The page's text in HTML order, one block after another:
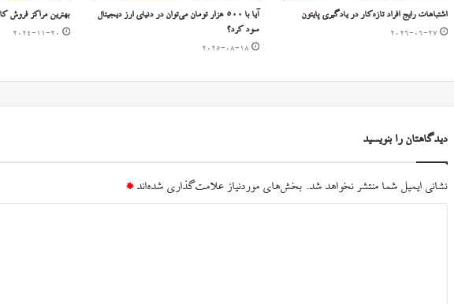
اشتباهات رایج افراد تازه‌کار در یادگیری پایتون
2026-06-27
آیا با ۵۰۰ هزار تومان می‌توان در دنیای ارز دیجیتال
سود کرد؟
2025-08-18
بهترین مراکز فروش
2024-11-20
دیدگاهتان را بنویسید
نشانی ایمیل شما منتشر نخواهد شد. بخش‌های موردنیاز علامت‌گذاری شده‌اند *